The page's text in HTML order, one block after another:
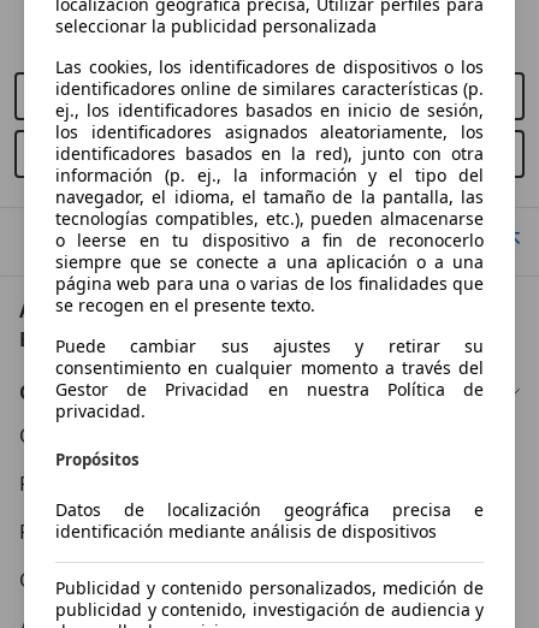
AutoScout24 S.A.U no se hace responsable de la exactitud de la
Comprar nuevo
Comprar usado
Ir arriba
AutoScout24: el mayor mercado de automoción de
Europa
Conócenos
Condiciones Generales
Política de Privacidad
Política de Cookies
Contacto
seleccionar la publicidad personalizada
Las cookies, los identificadores de dispositivos o los
identificadores online de similares características (p.
ej., los identificadores basados en inicio de sesión,
los identificadores asignados aleatoriamente, los
identificadores basados en la red), junto con otra
información (p. ej., la información y el tipo del
navegador, el idioma, el tamaño de la pantalla, las
tecnologías compatibles, etc.), pueden almacenarse
o leerse en tu dispositivo a fin de reconocerlo
siempre que se conecte a una aplicación o a una
página web para una o varias de los finalidades que
se recogen en el presente texto.
Puede cambiar sus ajustes y retirar su
consentimiento en cualquier momento a través del
Gestor de Privacidad en nuestra Política de
privacidad.
Propósitos
Datos de localización geográfica precisa e
identificación mediante análisis de dispositivos
Publicidad y contenido personalizados, medición de
publicidad y contenido, investigación de audiencia y